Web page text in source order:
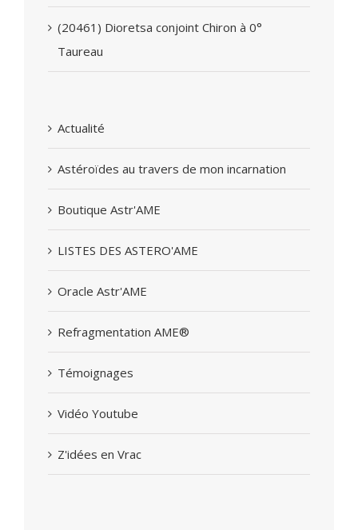
(20461) Dioretsa conjoint Chiron à 0°
Taureau
Actualité
Astéroïdes au travers de mon incarnation
Boutique Astr'AME
LISTES DES ASTERO'AME
Oracle Astr'AME
Refragmentation AME®
Témoignages
Vidéo Youtube
Z'idées en Vrac